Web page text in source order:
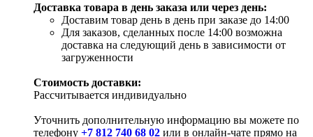
Доставка товара в день заказа или через день:
Доставим товар день в день при заказе до 14:00
Для заказов, сделанных после 14:00 возможна
доставка на следующий день в зависимости от
загруженности
Стоимость доставки:
Рассчитывается индивидуально
Уточнить дополнительную информацию вы можете по
телефону +7 812 740 68 02 или в онлайн-чате прямо на